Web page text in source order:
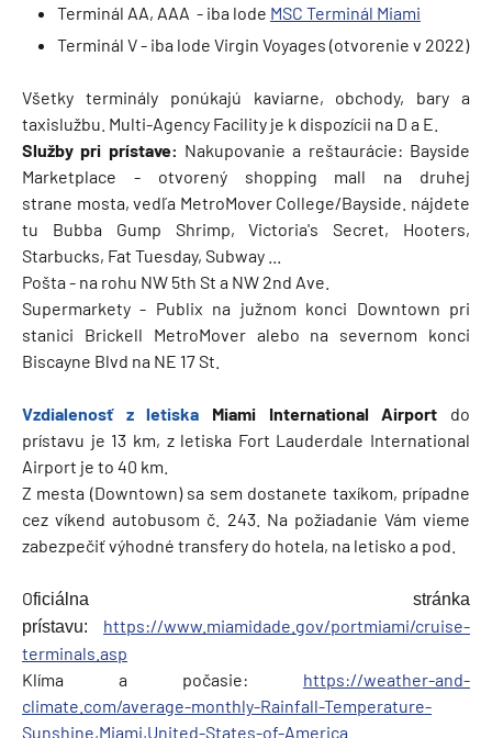
Terminál AA, AAA - iba lode MSC Terminál Miami
Terminál V - iba lode Virgin Voyages (otvorenie v 2022)
Všetky terminály ponúkajú kaviarne, obchody, bary a
taxislužbu. Multi-Agency Facility je k dispozícii na D a E.
Služby pri prístave: Nakupovanie a reštaurácie: Bayside
Marketplace - otvorený shopping mall na druhej
strane mosta, vedľa MetroMover College/Bayside. nájdete
tu Bubba Gump Shrimp, Victoria's Secret, Hooters,
Starbucks, Fat Tuesday, Subway ...
Pošta - na rohu NW 5th St a NW 2nd Ave.
Supermarkety - Publix na južnom konci Downtown pri
stanici Brickell MetroMover alebo na severnom konci
Biscayne Blvd na NE 17 St.
Vzdialenosť z letiska Miami International Airport do
prístavu je 13 km, z letiska Fort Lauderdale International
Airport je to 40 km.
Z mesta (Downtown) sa sem dostanete taxíkom, prípadne
cez víkend autobusom č. 243. Na požiadanie Vám vieme
zabezpečiť výhodné transfery do hotela, na letisko a pod.
Oficiálna stránka
prístavu: https://www.miamidade.gov/portmiami/cruise-
terminals.asp
Klíma a počasie: https://weather-and-
climate.com/average-monthly-Rainfall-Temperature-
Sunshine,Miami,United-States-of-America